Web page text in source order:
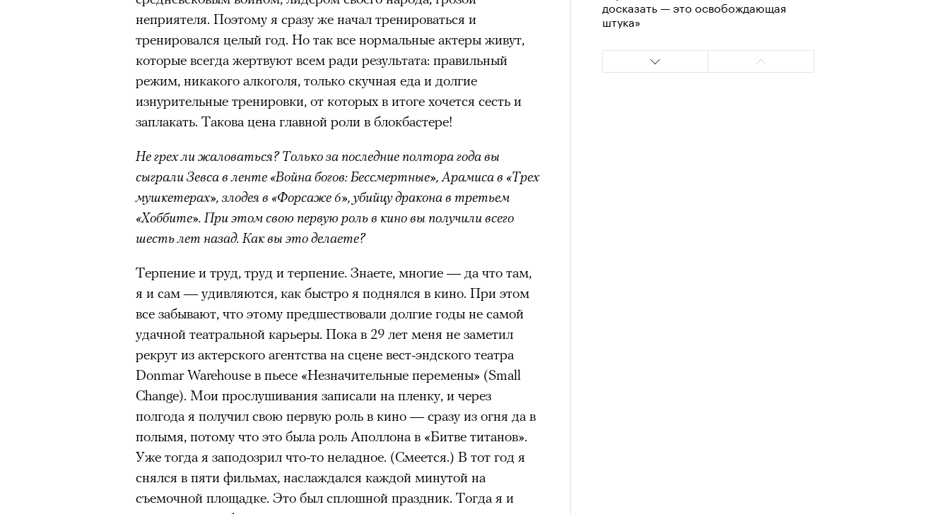
досказать — это освобождающая
штука»
неприятеля. Поэтому я сразу же начал тренироваться и
тренировался целый год. Но так все нормальные актеры живут,
которые всегда жертвуют всем ради результата: правильный
режим, никакого алкоголя, только скучная еда и долгие
изнурительные тренировки, от которых в итоге хочется сесть и
заплакать. Такова цена главной роли в блокбастере!
Не грех ли жаловаться? Только за последние полтора года вы
сыграли Зевса в ленте «Война богов: Бессмертные», Арамиса в «Трех
мушкетерах», злодея в «Форсаже 6», убийцу дракона в третьем
«Хоббите». При этом свою первую роль в кино вы получили всего
шесть лет назад. Как вы это делаете?
Терпение и труд, труд и терпение. Знаете, многие — да что там,
я и сам — удивляются, как быстро я поднялся в кино. При этом
все забывают, что этому предшествовали долгие годы не самой
удачной театральной карьеры. Пока в 29 лет меня не заметил
рекрут из актерского агентства на сцене вест-эндского театра
Donmar Warehouse в пьесе «Незначительные перемены» (Small
Change). Мои прослушивания записали на пленку, и через
полгода я получил свою первую роль в кино — сразу из огня да в
полымя, потому что это была роль Аполлона в «Битве титанов».
Уже тогда я заподозрил что-то неладное. (Смеется.) В тот год я
снялся в пяти фильмах, наслаждался каждой минутой на
съемочной площадке. Это был сплошной праздник. Тогда я и
«РБК Визионеры» и masters:dom
провели первую резиденцию
добросердечный призыв
точно не будет лишним в
дни очередного обострения
мигрантского кризиса.
Кадр из фильма «Зеленые глаза»
© JUNE FILMS